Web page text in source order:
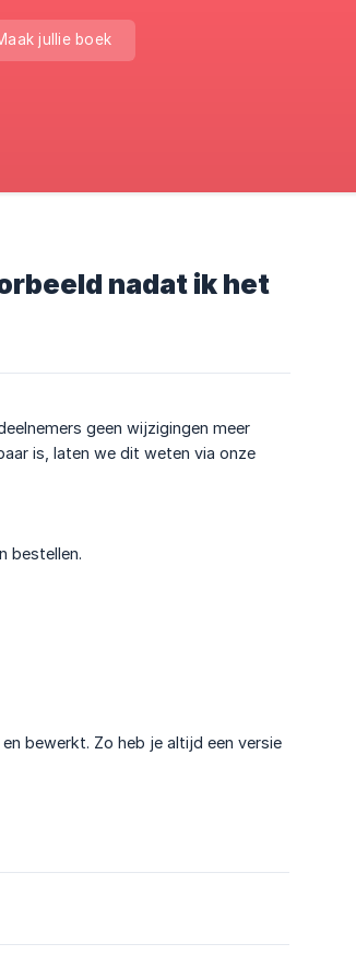
jullie boek
nadat ik het
geen wijzigingen meer
is, laten we dit weten via onze
bestellen.
bewerkt. Zo heb je altijd een versie